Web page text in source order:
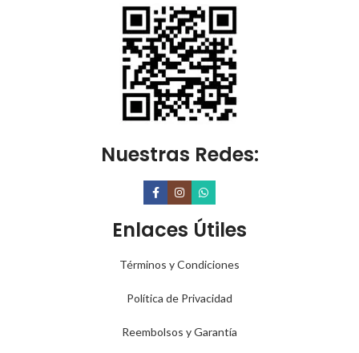
Nuestras Redes:
Enlaces Útiles
Términos y Condiciones
Política de Privacidad
Reembolsos y Garantía